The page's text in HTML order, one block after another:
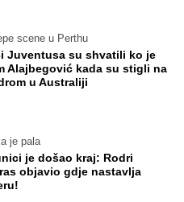
scene u Perthu
Juventusa su shvatili ko je
Alajbegović kada su stigli na
u Australiji
je pala
je došao kraj: Rodri
objavio gdje nastavlja